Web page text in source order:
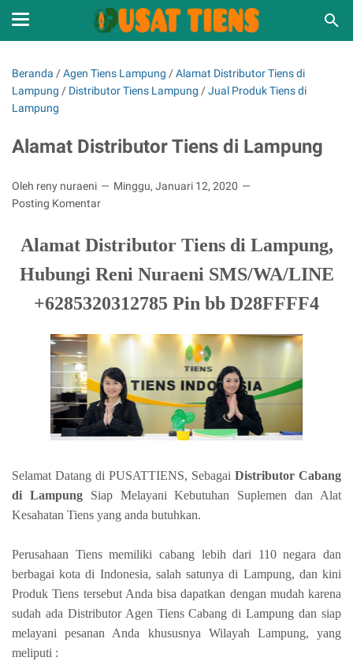
Beranda /Agen Tiens Lampung /Alamat Distributor Tiens di
Lampung / Distributor Tiens Lampung /Jual Produk Tiens di
Lampung
Alamat Distributor Tiens di Lampung
Oleh reny nuraeni
Minggu, Januari 12, 2020
Posting Komentar
Alamat Distributor Tiens di Lampung,
Hubungi Reni Nuraeni SMS/WA/LINE
+6285320312785 Pin bb D28FFFF4
Selamat Datang di PUSATTIENS, Sebagai Distributor Cabang
di LampungSiap Melayani Kebutuhan Suplemen dan Alat
Kesahatan Tiens yang anda butuhkan.
Perusahaan Tiens memiliki cabang lebih dari 110 negara dan
berbagai kota di Indonesia, salah satunya di Lampung, dan kini
Produk Tiens tersebut Anda bisa dapatkan dengan mudah karena
sudah ada Distributor Agen Tiens Cabang di Lampung dan siap
melayani pesanan Anda khususnya Wilayah Lampung, yang
meliputi :